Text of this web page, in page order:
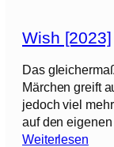
Wish [2023]
Das
Märchen greift
jedoch viel
auf den
Weiterlesen: